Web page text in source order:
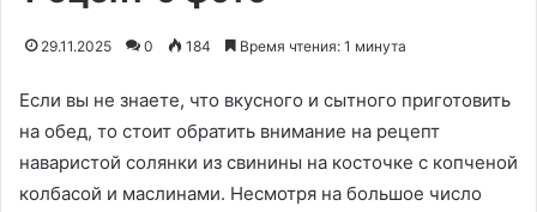
29.11.2025 0 184 Время чтения: 1 минута
Если вы не знаете, что вкусного и сытного приготовить
на обед, то стоит обратить внимание на рецепт
наваристой солянки из свинины на косточке с копченой
колбасой и маслинами. Несмотря на большое число